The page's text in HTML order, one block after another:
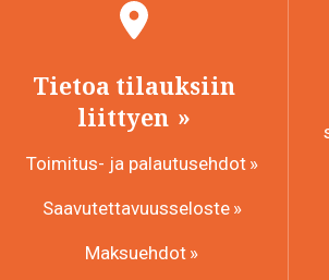
Tietoa tilauksiin
liittyen
Toimitus- ja palautusehdot
Saavutettavuusseloste
Maksuehdot